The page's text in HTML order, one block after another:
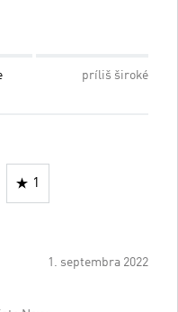
príliš široké
1
1. septembra 2022